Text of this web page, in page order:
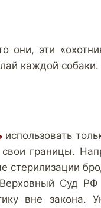
они, эти
каждой собаки.
использовать
границы.
стерилизации
Суд
вне закона.